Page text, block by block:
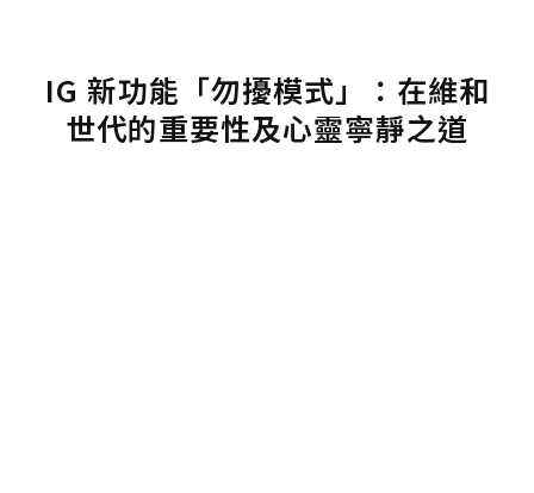
IG 新功能「勿擾模式」：在維和
世代的重要性及心靈寧靜之道